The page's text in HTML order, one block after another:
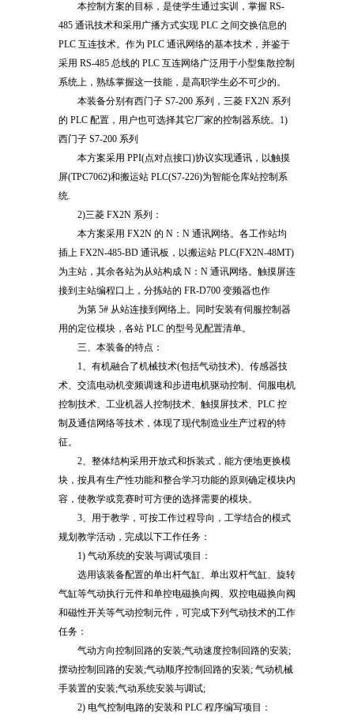
本控制方案的目标，是使学生通过实训，掌握 RS-
485 通讯技术和采用广播方式实现 PLC 之间交换信息的
PLC 互连技术。作为 PLC 通讯网络的基本技术，并鉴于
采用 RS-485 总线的 PLC 互连网络广泛用于小型集散控制
系统上，熟练掌握这一技能，是高职学生必不可少的。
本装备分别有西门子 S7-200 系列，三菱 FX2N 系列
的 PLC 配置，用户也可选择其它厂家的控制器系统。1)
西门子 S7-200 系列
本方案采用 PPI(点对点接口)协议实现通讯，以触摸
屏(TPC7062)和搬运站 PLC(S7-226)为智能仓库站控制系
统.
2)三菱 FX2N 系列：
本方案采用 FX2N 的 N：N 通讯网络。各工作站均
插上 FX2N-485-BD 通讯板，以搬运站 PLC(FX2N-48MT)
为主站，其余各站为从站构成 N：N 通讯网络。触摸屏连
接到主站编程口上，分拣站的 FR-D700 变频器也作
为第 5# 从站连接到网络上。同时安装有伺服控制器
用的定位模块，各站 PLC 的型号见配置清单。
三、本装备的特点：
1、有机融合了机械技术(包括气动技术)、传感器技
术、交流电动机变频调速和步进电机驱动控制、伺服电机
控制技术、工业机器人控制技术、触摸屏技术、PLC 控
制及通信网络等技术，体现了现代制造业生产过程的特
征。
2、整体结构采用开放式和拆装式，能方便地更换模
块，按具有生产性功能和整合学习功能的原则确定模块内
容，使教学或竞赛时可方便的选择需要的模块。
3、用于教学，可按工作过程导向，工学结合的模式
规划教学活动，完成以下工作任务：
1) 气动系统的安装与调试项目：
选用该装备配置的单出杆气缸、单出双杆气缸、旋转
气缸等气动执行元件和单控电磁换向阀、双控电磁换向阀
和磁性开关等气动控制元件，可完成下列气动技术的工作
任务：
气动方向控制回路的安装;气动速度控制回路的安装;
摆动控制回路的安装;气动顺序控制回路的安装; 气动机械
手装置的安装;气动系统安装与调试;
2) 电气控制电路的安装和 PLC 程序编写项目：